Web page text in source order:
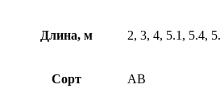
Длина, м 2, 3, 4, 5.1, 5.4,
Сорт АВ